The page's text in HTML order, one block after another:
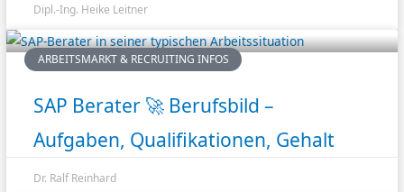
Dipl.-Ing. Heike Leitner
ARBEITSMARKT & RECRUITING INFOS
SAP Berater 🚀 Berufsbild –
Aufgaben, Qualifikationen, Gehalt
Dr. Ralf Reinhard